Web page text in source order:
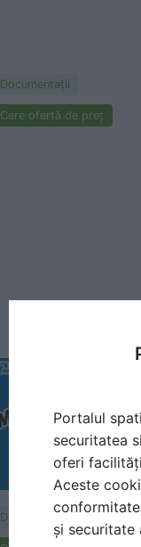
Documentaţii
Cere ofertă de preț
Documentaţii
Portalul
securitatea
oferi
Aceste
și securitate